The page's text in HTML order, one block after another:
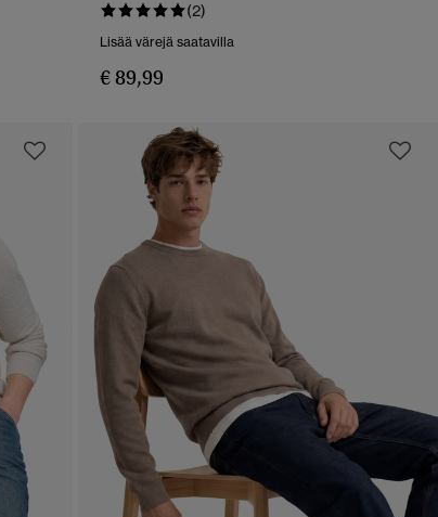
(2)
Lisää värejä saatavilla
€ 89,99